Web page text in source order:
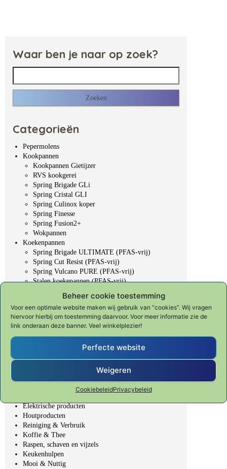
Beheer cookie toestemming
Voor een optimale website maken wij gebruik van “cookies”. Wij vragen
hiervoor hierbij om toestemming daarvoor. Voor meer informatie zie de
link onderaan deze banner. Veel winkelplezier!
Perfecte website
Weigeren
CookiebeleidPrivacybeleid
Waar ben je naar op zoek?
Zoeken naar:
Categorieën
Pepermolens
Kookpannen
Kookpannen Gietijzer
RVS kookgerei
Spring Brigade GLi
Spring Cristal GLI
Spring Culinox koper
Spring Finesse
Spring Fusion2+
Wokpannen
Koekenpannen
Spring Brigade ULTIMATE (PFAS-vrij)
Spring Cut Resist (PFAS-vrij)
Spring Vulcano PURE (PFAS-vrij)
Stalen koekepannen (PFAS-vrij)
Professioneel gereedschap
Koksmessen
Slijpen & onderhoud
KYOTO "Forged in fire"
SHUN CLASSIC
SHUN PREMIER Tim Mälzer
Fondue, BBQ & Gourmet
Bakken & Patisserie
Elektrische producten
Houtproducten
Reiniging & Verbruik
Koffie & Thee
Raspen, schaven en vijzels
Keukenhulpen
Mooi & Nuttig